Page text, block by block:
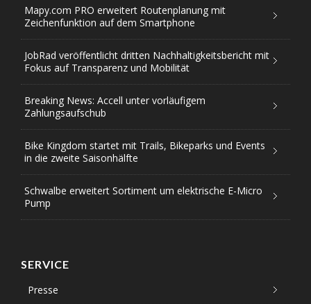
Mapy.com PRO erweitert Routenplanung mit
Zeichenfunktion auf dem Smartphone
JobRad veröffentlicht dritten Nachhaltigkeitsbericht mit
Fokus auf Transparenz und Mobilität
Breaking News: Accell unter vorläufigem
Zahlungsaufschub
Bike Kingdom startet mit Trails, Bikeparks und Events
in die zweite Saisonhälfte
Schwalbe erweitert Sortiment um elektrische E-Micro
Pump
SERVICE
Presse